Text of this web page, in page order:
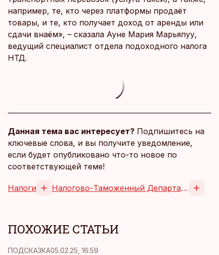
например, те, кто через платформы продаёт
товары, и те, кто получает доход от аренды или
сдачи внаём», – сказала Ауне Мария Марьяпуу,
ведущий специалист отдела подоходного налога
НТД.
Данная тема вас интересует? Подпишитесь на
ключевые слова, и вы получите уведомление,
если будет опубликовано что-то новое по
соответствующей теме!
Налоги Налогово-Таможенный Департамент
ПОХОЖИЕ СТАТЬИ
ПОДСКАЗКА05.02.25, 16:59